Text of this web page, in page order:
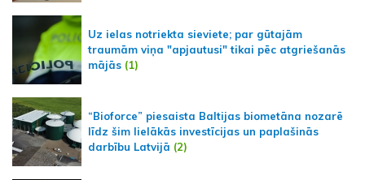
Uz ielas notriekta sieviete; par gūtajām
traumām viņa "apjautusi" tikai pēc atgriešanās
mājās (1)
“Bioforce” piesaista Baltijas biometāna nozarē
līdz šim lielākās investīcijas un paplašinās
darbību Latvijā (2)